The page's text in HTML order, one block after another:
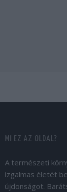
MI EZ AZ OLDAL?
A természeti
izgalmas életét
újdonságot.